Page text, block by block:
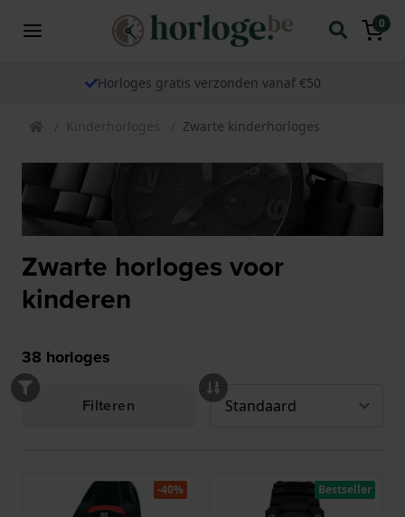
0
Horloges gratis verzonden vanaf €50
Kinderhorloges Zwarte kinderhorloges
Zwarte horloges voor
kinderen
38 horloges
Filteren
-40% Bestseller